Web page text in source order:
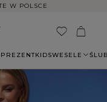
W POLSCE
KIDSWESELE